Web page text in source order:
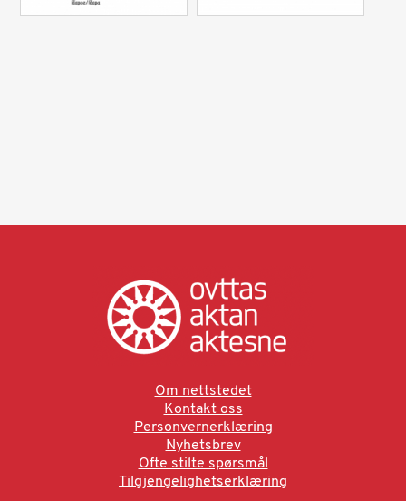
Om nettstedet
Kontakt oss
Personvernerklæring
Nyhetsbrev
Ofte stilte spørsmål
Tilgjengelighetserklæring